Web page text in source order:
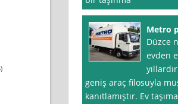
Metro
Düzce
evden
geniş araç filosuyla
kanıtlamıştır. Ev